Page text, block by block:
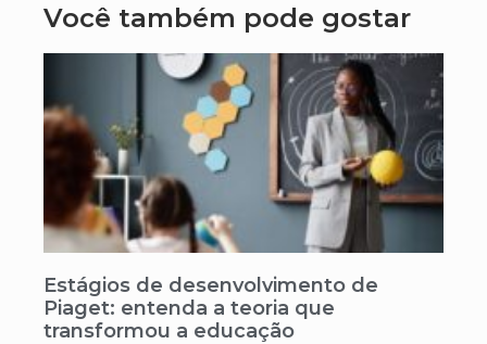
Você também pode gostar
Estágios de desenvolvimento de
Piaget: entenda a teoria que
transformou a educação